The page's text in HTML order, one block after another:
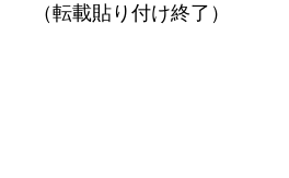
（転載貼り付け終了）